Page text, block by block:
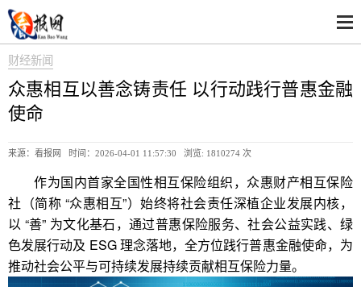
财经新闻
众惠相互以善念铸责任 以行动践行普惠金融
使命
来源：看报网 时间：2026-04-01 11:57:30 浏览: 1810274 次
作为国内首家全国性相互保险组织，众惠财产相互保险
社（简称 “众惠相互”）始终将社会责任深植企业发展内核，
以 “善” 为文化基石，通过普惠保险服务、社会公益实践、绿
色发展行动及 ESG 理念落地，全方位践行普惠金融使命，为
推动社会公平与可持续发展持续贡献相互保险力量。